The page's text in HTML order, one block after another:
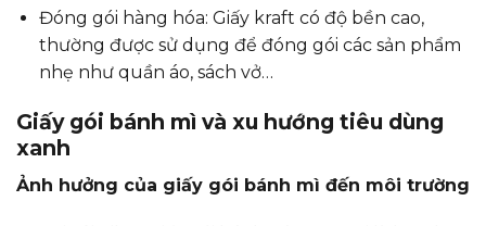
Đóng gói hàng hóa: Giấy kraft có độ bền cao,
thường được sử dụng để đóng gói các sản phẩm
nhẹ như quần áo, sách vở…
Giấy gói bánh mì và xu hướng tiêu dùng
xanh
Ảnh hưởng của giấy gói bánh mì đến môi trường